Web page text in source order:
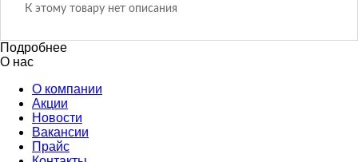
К этому товару нет описания
Подробнее
О нас
О компании
Акции
Новости
Вакансии
Прайс